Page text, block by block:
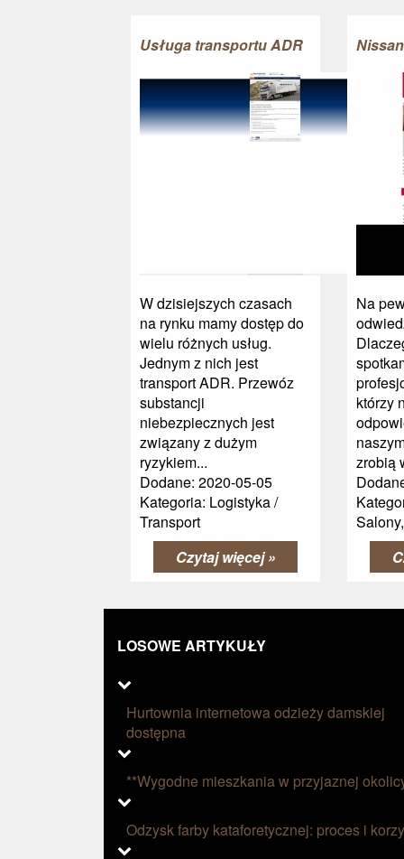
Usługa transportu ADR
W dzisiejszych czasach
na rynku mamy dostęp do
wielu różnych usług.
Jednym z nich jest
transport ADR. Przewóz
substancji
niebezpiecznych jest
związany z dużym
ryzykiem...
Dodane: 2020-05-05
Kategoria: Logistyka /
Transport
Czytaj więcej »
Na
którzy
zrobią
LOSOWE ARTYKUŁY
Hurtownia internetowa odzieży damskiej
dostępna
**Wygodne mieszkania w przyjaznej
Odzysk farby kataforetycznej: proces i